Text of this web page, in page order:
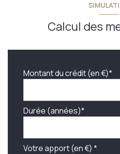
Calcul des
Montant du crédit (en €)*
Durée (années)*
Votre apport (en €) *